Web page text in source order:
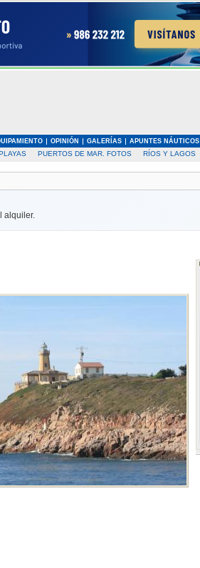
OPINIÓN GALERÍAS APUNTES NÁUTICOS
PUERTOS DE MAR. FOTOS RÍOS Y LAGOS
alquiler.